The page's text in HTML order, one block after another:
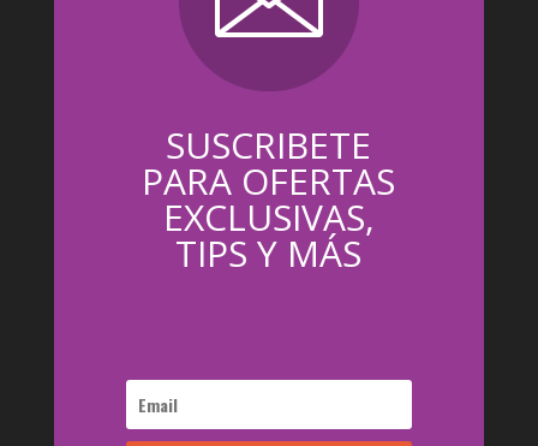
SUSCRIBETE
PARA OFERTAS
EXCLUSIVAS,
TIPS Y MÁS